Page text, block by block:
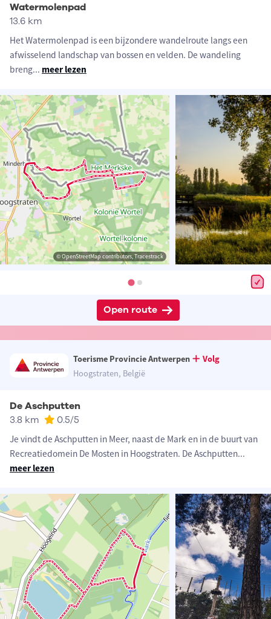
Watermolenpad
13.6 km
Het Watermolenpad is een bijzondere wandelroute langs een
afwisselend landschap van bossen en velden. De wandeling
breng... meer lezen
© OpenStreetMap contributors, Tracestrack
Open route
Toerisme Provincie Antwerpen
Volg
Hoogstraten, België
De Aschputten
3.8 km 0.5/5
Je vindt de Aschputten in Meer, naast de Mark en in de buurt van
Recreatiedomein De Mosten in Hoogstraten. De Aschputten...
meer lezen